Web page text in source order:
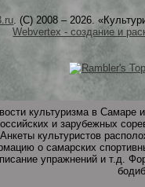
. (C) 2008 – 2026.
Webvertex - создание и
культуризма в
и зарубежных
культуристов
о самарских
упражнений и т.д.